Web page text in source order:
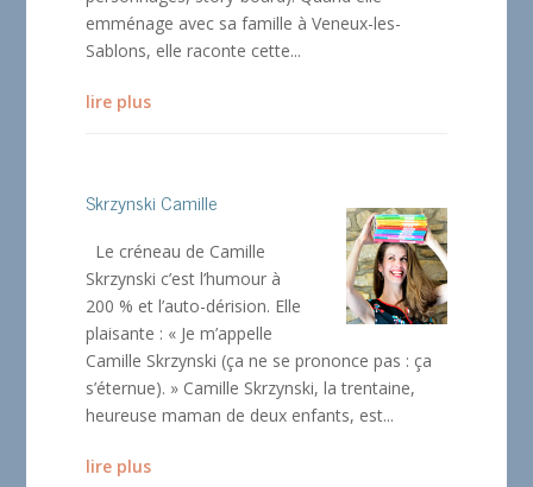
emménage avec sa famille à Veneux-les-
Sablons, elle raconte cette...
lire plus
Skrzynski Camille
Le créneau de Camille
Skrzynski c’est l’humour à
200 % et l’auto-dérision. Elle
plaisante : « Je m’appelle
Camille Skrzynski (ça ne se prononce pas : ça
s’éternue). » Camille Skrzynski, la trentaine,
heureuse maman de deux enfants, est...
lire plus